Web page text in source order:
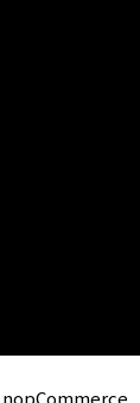
nopCommerce